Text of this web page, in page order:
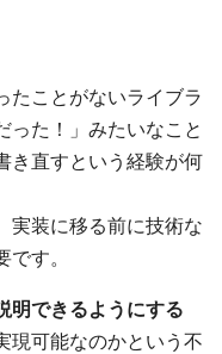
たことがないライブラ
った！」みたいなこと
き直すという経験が何
実装に移る前に技術な
す。
明できるようにする
現可能なのかという不